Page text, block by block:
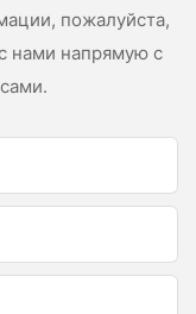
пожалуйста,
нами напрямую с